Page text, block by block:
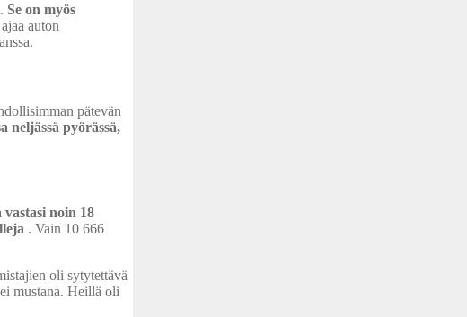
Se on myös
auton
pätevän
neljässä pyörässä,
vastasi noin 18
. Vain 10 666
oli sytytettävä
mustana. Heillä oli